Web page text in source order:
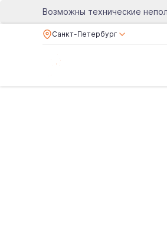
Возможны технические
Санкт-Петербург